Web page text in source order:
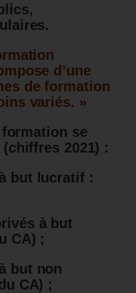
d’une
de formation
variés. »
formation se
2021) :
but lucratif :
à but
CA) ;
but non
CA) ;